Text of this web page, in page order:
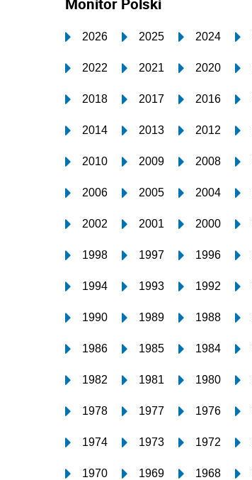
2026 2025 2024
2022 2021 2020
2018 2017 2016
2014 2013 2012
2010 2009 2008
2006 2005 2004
2002 2001 2000
1998 1997 1996
1994 1993 1992
1990 1989 1988
1986 1985 1984
1982 1981 1980
1978 1977 1976
1974 1973 1972
1970 1969 1968